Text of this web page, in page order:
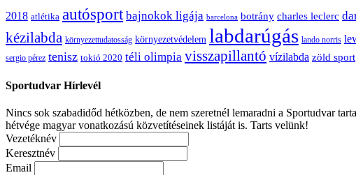
2018 atlétika autósport bajnokok ligája barcelona botrány charles leclerc
kézilabda környezettudatosság környezetvédelem labdarúgás lando norris
sergio pérez tenisz tokió 2020 téli olimpia visszapillantó vízilabda zöld sport
Sportudvar Hírlevél
Nincs sok szabadidőd hétközben, de nem szeretnél lemaradni a Sportudvar
hétvége magyar vonatkozású közvetítéseinek listáját is. Tarts velünk!
Vezetéknév
Keresztnév
Email